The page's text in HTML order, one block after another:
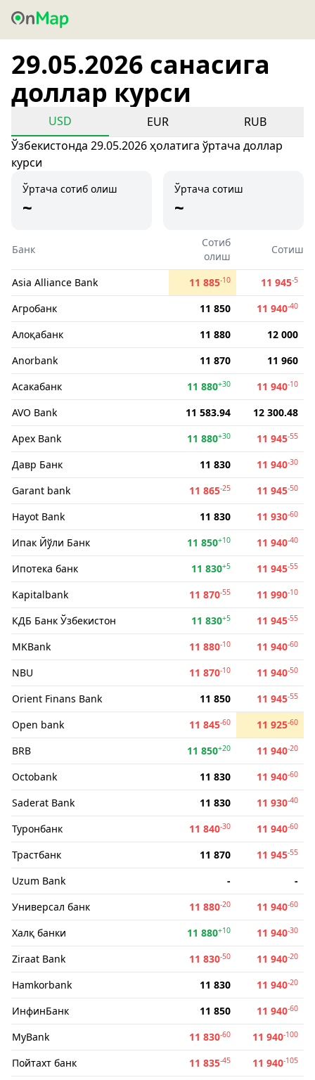
29.05.2026 санасига
доллар курси
USD EUR
RUB
Ўзбекистонда 29.05.2026 ҳолатига ўртача доллар
курси
Ўртача сотиб олиш
~
Ўртача сотиш
~
Банк
Сотиб
олиш
Сотиш
Asia Alliance Bank 11 885-10 11 945-5
Агробанк 11 850 11 940-40
Алоқабанк 11 880
12 000
Anorbank
11 870
11 960
Асакабанк
11 880+30 11 940-10
AVO Bank 11 583.94
12 300.48
Apex Bank
11 880+30 11 945-55
Давр Банк 11 830 11 940-30
Garant bank 11 865-25 11 945-50
Hayot Bank 11 830 11 930-60
Ипак Йўли Банк 11 850+10 11 940-40
Ипотека банк 11 830+5 11 945-55
Kapitalbank 11 870-55 11 990-10
КДБ Банк Ўзбекистон 11 830+5 11 945-55
MKBank 11 880-10 11 940-60
NBU 11 870-10 11 940-50
Orient Finans Bank 11 850 11 945-55
Open bank 11 845-60 11 925-60
BRB 11 850+20 11 940-20
Octobank 11 830 11 940-60
Saderat Bank 11 830 11 930-40
Туронбанк 11 840-30 11 940-60
Трастбанк 11 870 11 945-55
Uzum Bank -
-
Универсал банк
11 880-20 11 940-60
Халқ банки 11 880+10 11 940-30
Ziraat Bank 11 830-50 11 940-20
Hamkorbank 11 830 11 940-20
ИнфинБанк 11 850 11 940-60
MyBank 11 830-60 11 940-100
Пойтахт банк 11 835-45 11 940-105